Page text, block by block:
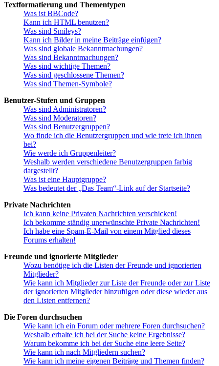
Textformatierung und Thementypen
Was ist BBCode?
Kann ich HTML benutzen?
Was sind Smileys?
Kann ich Bilder in meine Beiträge einfügen?
Was sind globale Bekanntmachungen?
Was sind Bekanntmachungen?
Was sind wichtige Themen?
Was sind geschlossene Themen?
Was sind Themen-Symbole?
Benutzer-Stufen und Gruppen
Was sind Administratoren?
Was sind Moderatoren?
Was sind Benutzergruppen?
Wo finde ich die Benutzergruppen und wie trete ich ihnen
bei?
Wie werde ich Gruppenleiter?
Weshalb werden verschiedene Benutzergruppen farbig
dargestellt?
Was ist eine Hauptgruppe?
Was bedeutet der „Das Team“-Link auf der Startseite?
Private Nachrichten
Ich kann keine Privaten Nachrichten verschicken!
Ich bekomme ständig unerwünschte Private Nachrichten!
Ich habe eine Spam-E-Mail von einem Mitglied dieses
Forums erhalten!
Freunde und ignorierte Mitglieder
Wozu benötige ich die Listen der Freunde und ignorierten
Mitglieder?
Wie kann ich Mitglieder zur Liste der Freunde oder zur Liste
der ignorierten Mitglieder hinzufügen oder diese wieder aus
den Listen entfernen?
Die Foren durchsuchen
Wie kann ich ein Forum oder mehrere Foren durchsuchen?
Weshalb erhalte ich bei der Suche keine Ergebnisse?
Warum bekomme ich bei der Suche eine leere Seite?
Wie kann ich nach Mitgliedern suchen?
Wie kann ich meine eigenen Beiträge und Themen finden?